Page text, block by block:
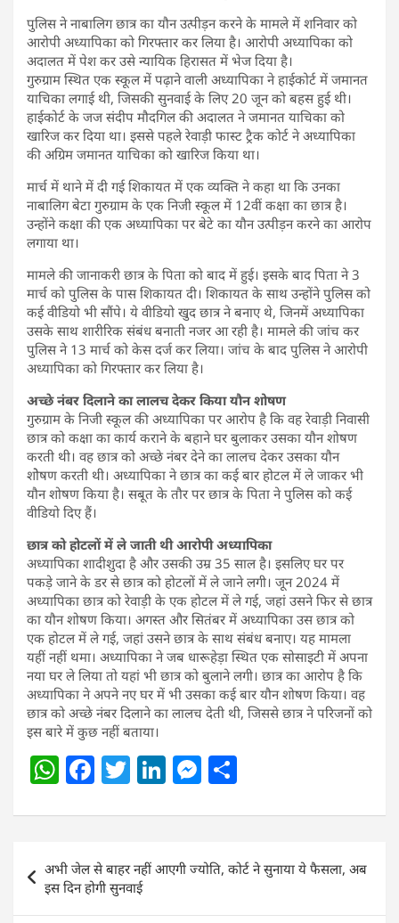
पुलिस ने नाबालिग छात्र का यौन उत्पीड़न करने के मामले में शनिवार को
आरोपी अध्यापिका को गिरफ्तार कर लिया है। आरोपी अध्यापिका को
अदालत में पेश कर उसे न्यायिक हिरासत में भेज दिया है।
गुरुग्राम स्थित एक स्कूल में पढ़ाने वाली अध्यापिका ने हाईकोर्ट में जमानत
याचिका लगाई थी, जिसकी सुनवाई के लिए 20 जून को बहस हुई थी।
हाईकोर्ट के जज संदीप मौदगिल की अदालत ने जमानत याचिका को
खारिज कर दिया था। इससे पहले रेवाड़ी फास्ट ट्रैक कोर्ट ने अध्यापिका
की अग्रिम जमानत याचिका को खारिज किया था।
मार्च में थाने में दी गई शिकायत में एक व्यक्ति ने कहा था कि उनका
नाबालिग बेटा गुरुग्राम के एक निजी स्कूल में 12वीं कक्षा का छात्र है।
उन्होंने कक्षा की एक अध्यापिका पर बेटे का यौन उत्पीड़न करने का आरोप
लगाया था।
मामले की जानाकरी छात्र के पिता को बाद में हुई। इसके बाद पिता ने 3
मार्च को पुलिस के पास शिकायत दी। शिकायत के साथ उन्होंने पुलिस को
कई वीडियो भी सौंपे। ये वीडियो खुद छात्र ने बनाए थे, जिनमें अध्यापिका
उसके साथ शारीरिक संबंध बनाती नजर आ रही है। मामले की जांच कर
पुलिस ने 13 मार्च को केस दर्ज कर लिया। जांच के बाद पुलिस ने आरोपी
अध्यापिका को गिरफ्तार कर लिया है।
अच्छे नंबर दिलाने का लालच देकर किया यौन शोषण
गुरुग्राम के निजी स्कूल की अध्यापिका पर आरोप है कि वह रेवाड़ी निवासी
छात्र को कक्षा का कार्य कराने के बहाने घर बुलाकर उसका यौन शोषण
करती थी। वह छात्र को अच्छे नंबर देने का लालच देकर उसका यौन
शोेषण करती थी। अध्यापिका ने छात्र का कई बार होटल में ले जाकर भी
यौन शोषण किया है। सबूत के तौर पर छात्र के पिता ने पुलिस को कई
वीडियो दिए हैं।
छात्र को होटलों में ले जाती थी आरोपी अध्यापिका
अध्यापिका शादीशुदा है और उसकी उम्र 35 साल है। इसलिए घर पर
पकड़े जाने के डर से छात्र को होटलों में ले जाने लगी। जून 2024 में
अध्यापिका छात्र को रेवाड़ी के एक होटल में ले गई, जहां उसने फिर से छात्र
का यौन शोषण किया। अगस्त और सितंबर में अध्यापिका उस छात्र को
एक होटल में ले गई, जहां उसने छात्र के साथ संबंध बनाए। यह मामला
यहीं नहीं थमा। अध्यापिका ने जब धारूहेड़ा स्थित एक सोसाइटी में अपना
नया घर ले लिया तो यहां भी छात्र को बुलाने लगी। छात्र का आरोप है कि
अध्यापिका ने अपने नए घर में भी उसका कई बार यौन शोषण किया। वह
छात्र को अच्छे नंबर दिलाने का लालच देती थी, जिससे छात्र ने परिजनों को
इस बारे में कुछ नहीं बताया।
W
at
s
A
p
F
c
e
b
o
T
itt
er
Li
k
e
dI
n
M
ss
e
n
g
ar
e
navigation
अभी जेल से बाहर नहीं आएगी ज्योति, कोर्ट ने सुनाया ये फैसला, अब
इस दिन होगी सुनवाई